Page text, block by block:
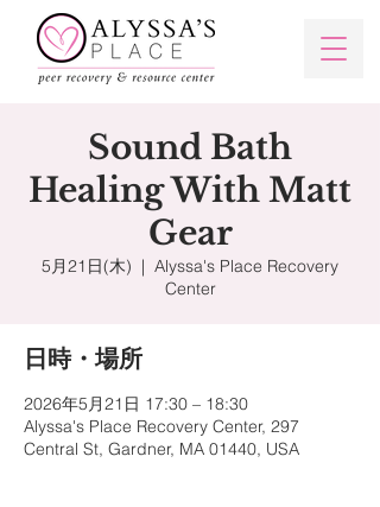
Sound Bath
Healing With Matt
Gear
5月21日(木)
  |
Alyssa's Place Recovery
Center
日時・場所
2026年5月21日 17:30 – 18:30
Alyssa's Place Recovery Center, 297
Central St, Gardner, MA 01440, USA